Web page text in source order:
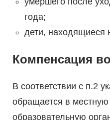
года;
дети, находящиеся
Компенсация
В соответствии с п.2
обращается в
образовательную